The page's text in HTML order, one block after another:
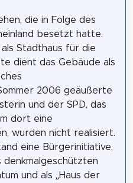
die in Folge des
besetzt hatte.
Stadthaus für die
dient das Gebäude als
2006 geäußerte
und der SPD, das
dort eine
wurden nicht realisiert.
eine Bürgerinitiative,
und als „Haus der